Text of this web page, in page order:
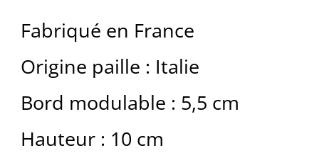
Fabriqué en France
Origine paille : Italie
Bord modulable : 5,5 cm
Hauteur : 10 cm